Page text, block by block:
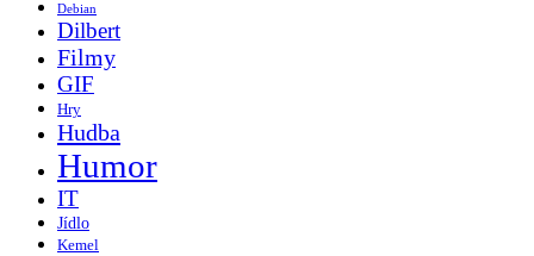
Debian
Dilbert
Filmy
GIF
Hry
Hudba
Humor
IT
Jídlo
Kemel